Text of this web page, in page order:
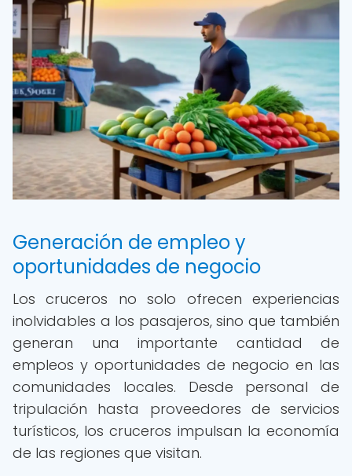
Generación de empleo y
oportunidades de negocio
Los cruceros no solo ofrecen experiencias
inolvidables a los pasajeros, sino que también
generan una importante cantidad de
empleos y oportunidades de negocio en las
comunidades locales. Desde personal de
tripulación hasta proveedores de servicios
turísticos, los cruceros impulsan la economía
de las regiones que visitan.